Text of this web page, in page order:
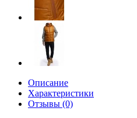
Описание
Характеристики
Отзывы (0)